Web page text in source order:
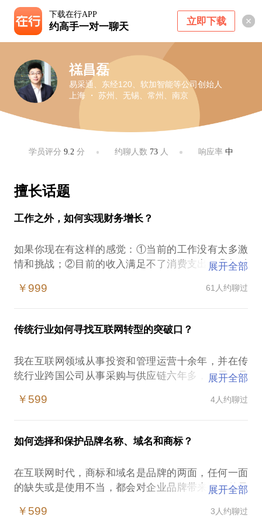
下载在行APP
约高手一对一聊天 立即下载
禚昌磊
易采通、东经120、软加智能等公司创始人
上海 ・ 苏州、无锡、常州、南京
学员评分9.2 分 约聊人数 73人 响应率 中
擅长话题
工作之外，如何实现财务增长？
如果你现在有这样的感觉：①当前的工作没有太多激
情和挑战；②目前的收入满足不了消费支出；③相对
业，或是你的技能无法在现有的工作中得以展现；④
太多精力投资理财……其实可以通过业余时间实现财
富增长。
50万元左右，目前拥有三家互联网相关的公司以及制
造、医疗等领域的公司，投资、孵化小微创业项目60
余个，持有域名数量数万个。通过业余时间进行财富
工作、学习和生活。
如何通过发掘互联网稀缺资源及中小型项目进行风险
投资；
如何合理规划业余时间，利用网络资源创造第二收入
来源；
展开全部
￥999 61人约聊过
传统行业如何寻找互联网转型的突破口？
我在互联网领域从事投资和管理运营十余年，并在传
统行业跨国公司从事采购与供应链六年多，积累了足
互联网是一个新的时代，但是“互联网+”一定以传统行
造”、“互联网+健康”、“互联网+农业”、“互联网+金
融”等领域均有子公司或事业部，并且都有清晰的盈利
我希望与你分享：
分析你企业现存的问题，分析互联网转型的可行性，
并提供转型的初步方案；
展开全部
￥599 4人约聊过
如何选择和保护品牌名称、域名和商标？
在互联网时代，商标和域名是品牌的两面，任何一面
的缺失或是使用不当，都会对企业品牌带来不可估量
而没落；苹果公司向深圳唯冠支付6000万美元就iPad
展开全部
￥599 3人约聊过